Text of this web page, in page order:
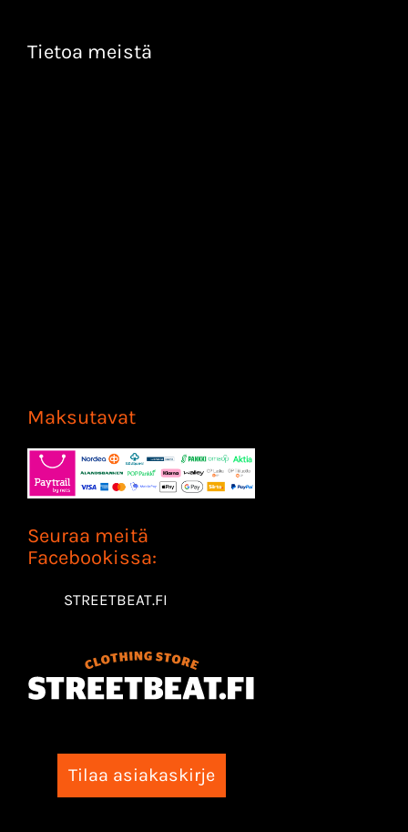
Tietoa meistä
Maksutavat
Seuraa meitä
Facebookissa:
STREETBEAT.FI